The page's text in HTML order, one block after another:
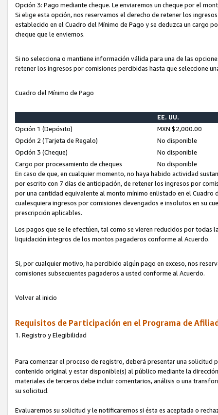
Opción 3: Pago mediante cheque. Le enviaremos un cheque por el
Si elige esta opción, nos reservamos el derecho de retener los
establecido en el Cuadro del Mínimo de Pago y se deduzca un cargo
cheque que le enviemos.
Si no selecciona o mantiene información válida para una de las
retener los ingresos por comisiones percibidas hasta que seleccione
Cuadro del Mínimo de Pago
EE. UU.
Opción 1 (Depósito)
MXN $2,000.00
Opción 2 (Tarjeta de Regalo)
No disponible
Opción 3 (Cheque)
No disponible
Cargo por procesamiento de cheques
No disponible
En caso de que, en cualquier momento, no haya habido actividad
por escrito con 7 días de anticipación, de retener los ingresos por
por una cantidad equivalente al monto mínimo enlistado en el
cualesquiera ingresos por comisiones devengados e insolutos en su
prescripción aplicables.
Los pagos que se le efectúen, tal como se vieren reducidos por todas
liquidación íntegros de los montos pagaderos conforme al Acuerdo.
Si, por cualquier motivo, ha percibido algún pago en exceso, nos
comisiones subsecuentes pagaderos a usted conforme al Acuerdo.
Volver al inicio
Requisitos de Participación en el Programa de
1. Registro y Elegibilidad
Para comenzar el proceso de registro, deberá presentar una solicitud
contenido original y estar disponible(s) al público mediante la
materiales de terceros debe incluir comentarios, análisis o una
su solicitud.
Evaluaremos su solicitud y le notificaremos si ésta es aceptada o